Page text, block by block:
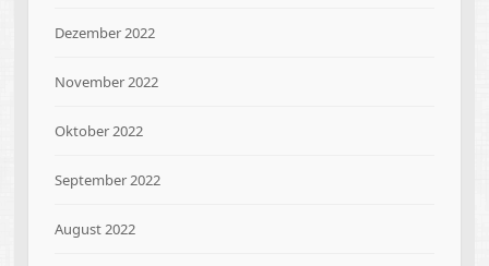
Dezember 2022
November 2022
Oktober 2022
September 2022
August 2022